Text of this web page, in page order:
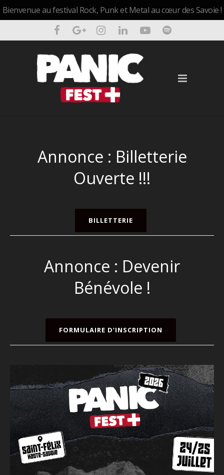
Bienvenue au festival Rock, Punk et Metal au cœur des Savoie !
Annonce : Billetterie
Ouverte !!!
BILLETTERIE
Annonce : Devenir
Bénévole !
FORMULAIRE D’INSCRIPTION